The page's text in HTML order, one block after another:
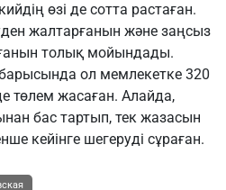
өзі де сотта растаған.
жалтарғанын және заңсыз
толық мойындады.
барысында ол мемлекетке 320
төлем жасаған. Алайда,
бас тартып, тек жазасын
кейінге шегеруді сұраған.